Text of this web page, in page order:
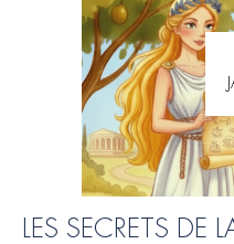
LES SECRETS DE